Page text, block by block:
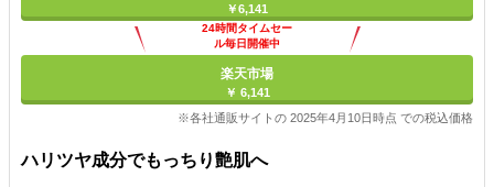
￥6,141
24時間タイムセー
ル毎日開催中
楽天市場
￥ 6,141
※各社通販サイトの 2025年4月10日時点 での税込価格
ハリツヤ成分でもっちり艶肌へ